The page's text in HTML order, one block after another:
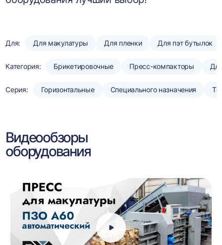
Для: Для макулатуры Для пленки Для пэт бутылок
Категория: Брикетировочные Пресс-компакторы
Серия: Горизонтальные Специального назначения
Видеообзоры
оборудования